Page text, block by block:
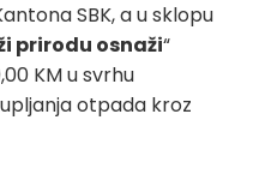
SBK, a u sklopu
prirodu osnaži“
KM u svrhu
otpada kroz